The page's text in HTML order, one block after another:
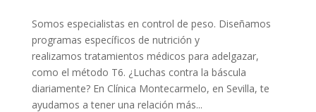
Somos especialistas en control de peso. Diseñamos
programas específicos de nutrición y
realizamos tratamientos médicos para adelgazar,
como el método T6. ¿Luchas contra la báscula
diariamente? En Clínica Montecarmelo, en Sevilla, te
ayudamos a tener una relación más...